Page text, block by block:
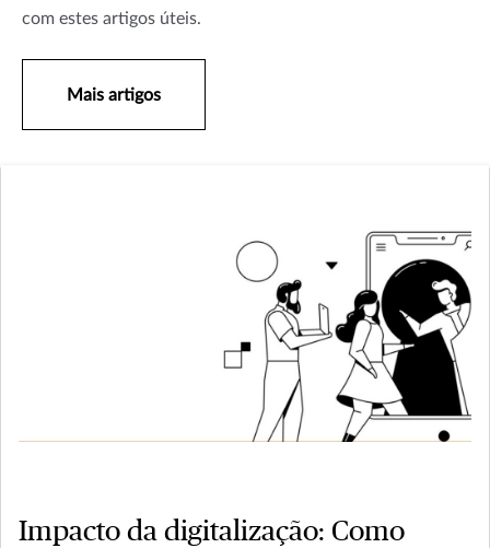
com estes artigos úteis.
Mais artigos
Impacto da digitalização: Como